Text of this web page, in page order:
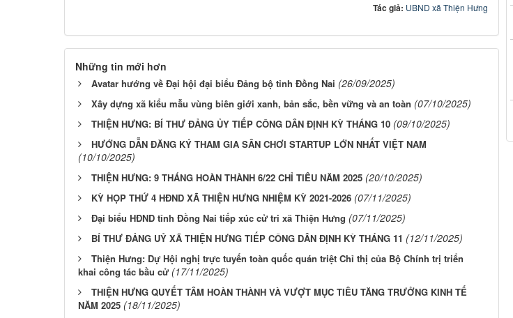
Tác giả: UBND xã Thiện Hưng
Những tin mới hơn
Avatar hướng về Đại hội đại biểu Đảng bộ tỉnh Đồng Nai (26/09/2025)
Xây dựng xã kiểu mẫu vùng biên giới xanh, bản sắc, bền vững và an toàn (07/10/2025)
THIỆN HƯNG: BÍ THƯ ĐẢNG ỦY TIẾP CÔNG DÂN ĐỊNH KỲ THÁNG 10 (09/10/2025)
HƯỚNG DẪN ĐĂNG KÝ THAM GIA SÂN CHƠI STARTUP LỚN NHẤT VIỆT NAM
(10/10/2025)
THIỆN HƯNG: 9 THÁNG HOÀN THÀNH 6/22 CHỈ TIÊU NĂM 2025 (20/10/2025)
KỲ HỌP THỨ 4 HĐND XÃ THIỆN HƯNG NHIỆM KỲ 2021-2026 (07/11/2025)
Đại biểu HĐND tỉnh Đồng Nai tiếp xúc cử tri xã Thiện Hưng (07/11/2025)
BÍ THƯ ĐẢNG UỶ XÃ THIỆN HƯNG TIẾP CÔNG DÂN ĐỊNH KỲ THÁNG 11 (12/11/2025)
Thiện Hưng: Dự Hội nghị trực tuyến toàn quốc quán triệt Chỉ thị của Bộ Chính trị triển
khai công tác bầu cử (17/11/2025)
THIỆN HƯNG QUYẾT TÂM HOÀN THÀNH VÀ VƯỢT MỤC TIÊU TĂNG TRƯỞNG KINH TẾ
NĂM 2025 (18/11/2025)